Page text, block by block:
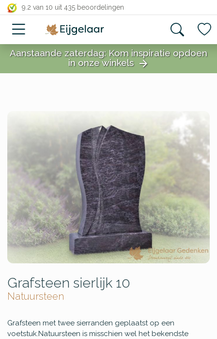
9.2 van 10 uit 435 beoordelingen
close
close
Aanstaande zaterdag: Kom inspiratie opdoen
in onze winkels arrow_forward
Grafsteen sierlijk 10
Natuursteen
Grafsteen met twee sierranden geplaatst op een
voetstuk.Natuursteen is misschien wel het bekendste